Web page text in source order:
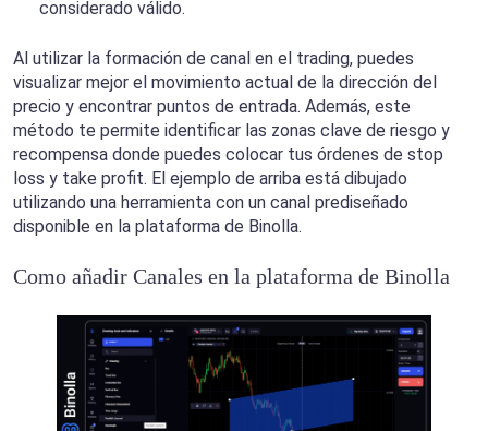
considerado válido.
Al utilizar la formación de canal en el trading, puedes
visualizar mejor el movimiento actual de la dirección del
precio y encontrar puntos de entrada. Además, este
método te permite identificar las zonas clave de riesgo y
recompensa donde puedes colocar tus órdenes de stop
loss y take profit. El ejemplo de arriba está dibujado
utilizando una herramienta con un canal prediseñado
disponible en la plataforma de Binolla.
Como añadir Canales en la plataforma de Binolla